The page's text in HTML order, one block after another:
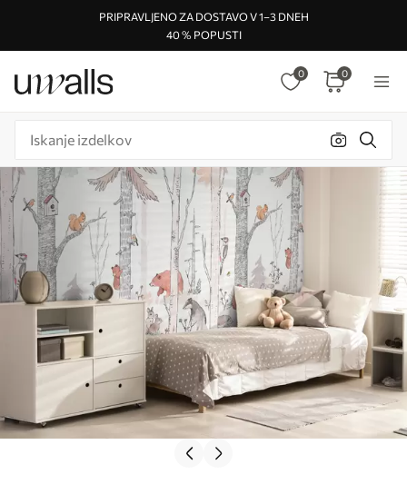
PRIPRAVLJENO ZA DOSTAVO V 1–3 DNEH
40 % POPUSTI
0 0